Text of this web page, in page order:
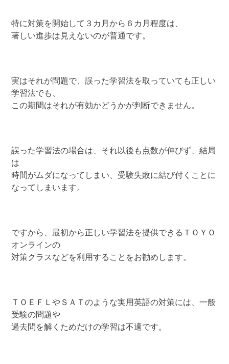
特に対策を開始して３カ月から６カ月程度は、
著しい進歩は見えないのが普通です。
実はそれが問題で、誤った学習法を取っていても正しい
学習法でも、
この期間はそれが有効かどうかが判断できません。
誤った学習法の場合は、それ以後も点数が伸びず、結局
は
時間がムダになってしまい、受験失敗に結び付くことに
なってしまいます。
ですから、最初から正しい学習法を提供できるＴＯＹＯ
オンラインの
対策クラスなどを利用することをお勧めします。
ＴＯＥＦＬやＳＡＴのような実用英語の対策には、一般
受験の問題や
過去問を解くためだけの学習は不適です。